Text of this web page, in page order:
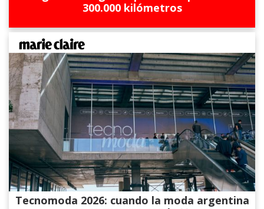
300.000 kilómetros
Tecnomoda 2026: cuando la moda argentina